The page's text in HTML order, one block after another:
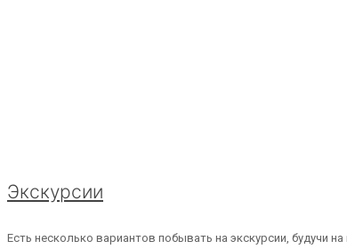
Экскурсии
Есть несколько вариантов побывать на экскурсии, будучи